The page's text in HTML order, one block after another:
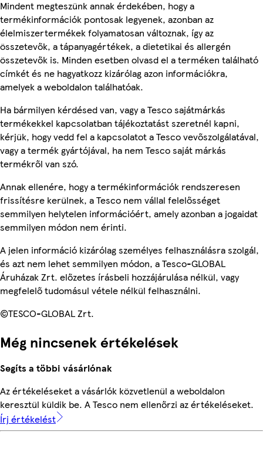
Mindent megteszünk annak érdekében, hogy a
termékinformációk pontosak legyenek, azonban az
élelmiszertermékek folyamatosan változnak, így az
összetevők, a tápanyagértékek, a dietetikai és allergén
összetevők is. Minden esetben olvasd el a terméken található
címkét és ne hagyatkozz kizárólag azon információkra,
amelyek a weboldalon találhatóak.
Ha bármilyen kérdésed van, vagy a Tesco sajátmárkás
termékekkel kapcsolatban tájékoztatást szeretnél kapni,
kérjük, hogy vedd fel a kapcsolatot a Tesco vevőszolgálatával,
vagy a termék gyártójával, ha nem Tesco saját márkás
termékről van szó.
Annak ellenére, hogy a termékinformációk rendszeresen
frissítésre kerülnek, a Tesco nem vállal felelősséget
semmilyen helytelen információért, amely azonban a jogaidat
semmilyen módon nem érinti.
A jelen információ kizárólag személyes felhasználásra szolgál,
és azt nem lehet semmilyen módon, a Tesco-GLOBAL
Áruházak Zrt. előzetes írásbeli hozzájárulása nélkül, vagy
megfelelő tudomásul vétele nélkül felhasználni.
©TESCO-GLOBAL Zrt.
Még nincsenek értékelések
Segíts a többi vásárlónak
Az értékeléseket a vásárlók közvetlenül a weboldalon
keresztül küldik be. A Tesco nem ellenőrzi az értékeléseket.
Írj értékelést